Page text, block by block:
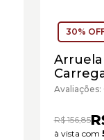
30%
Avaliações:
R$ 156,85
à vista com